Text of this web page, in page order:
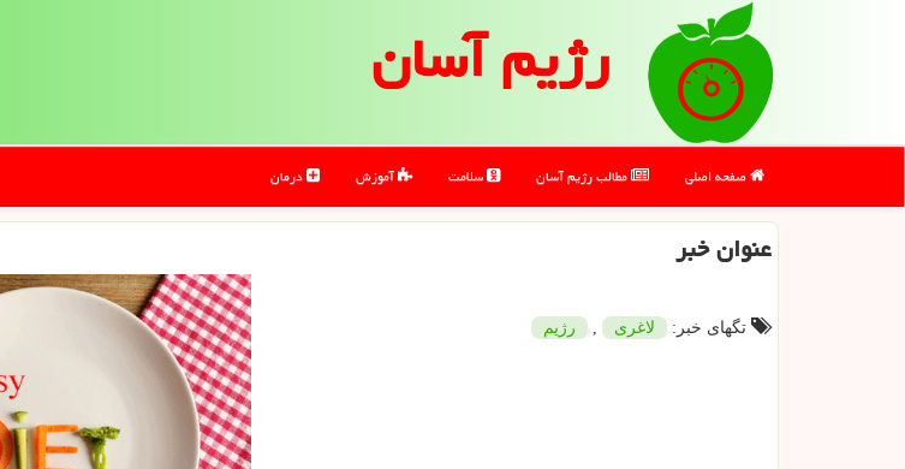
رژیم آسان
صفحه اصلی مطالب رژیم آسان سلامت آموزش درمان
عنوان خبر
تگهای خبر: لاغری , رژیم